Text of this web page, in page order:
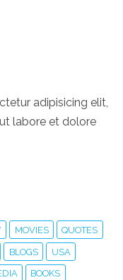
adipisicing elit,
labore et dolore
MOVIES QUOTES
BLOGS USA
BOOKS